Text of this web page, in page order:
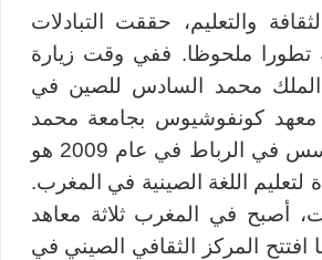
والتعليم، حققت التبادلات
تطورا ملحوظا. ففي وقت زيارة
الملك محمد السادس للصين في
كان معهد كونفوشيوس بجامعة محمد
الخامس الذي تأسس في الرباط في عام 2009 هو
لتعليم اللغة الصينية في المغرب.
أصبح في المغرب ثلاثة معاهد
المركز الثقافي الصيني في